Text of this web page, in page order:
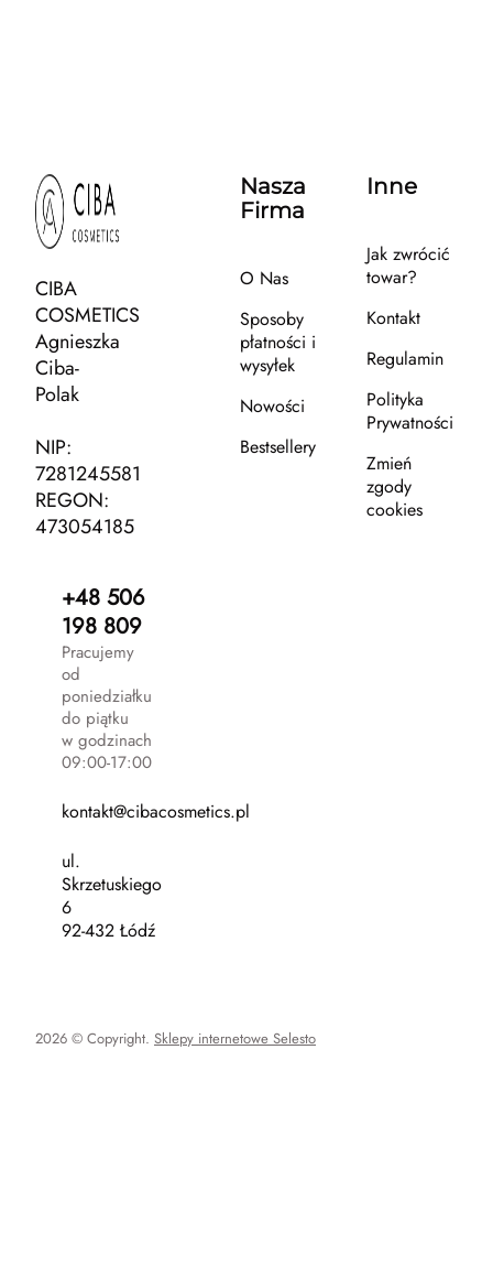
CIBA
COSMETICS
Agnieszka
Ciba-
Polak
NIP:
7281245581
REGON:
473054185
+48 506
198 809
Pracujemy
od
poniedziałku
do piątku
w godzinach
09:00-17:00
kontakt@cibacosmetics.pl
ul.
Skrzetuskiego
6
92-432 Łódź
Nasza
Firma
O Nas
Sposoby
płatności i
wysyłek
Nowości
Bestsellery
Inne
Jak zwrócić
towar?
Kontakt
Regulamin
Polityka
Prywatności
Zmień
zgody
cookies
2026 © Copyright. Sklepy internetowe Selesto